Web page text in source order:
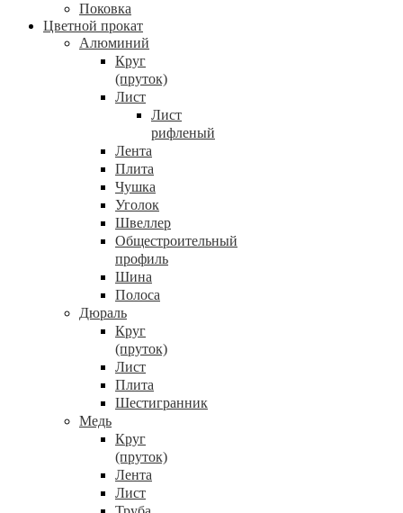
Поковка
Цветной прокат
Алюминий
Круг
(пруток)
Лист
Лист
рифленый
Лента
Плита
Чушка
Уголок
Швеллер
Общестроительный
профиль
Шина
Полоса
Дюраль
Круг
(пруток)
Лист
Плита
Шестигранник
Медь
Круг
(пруток)
Лента
Лист